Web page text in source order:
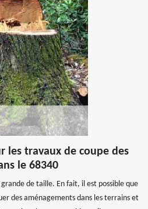
les travaux de coupe des
le 68340
de taille. En fait, il est possible que
des aménagements dans les terrains et